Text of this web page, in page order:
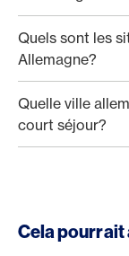
Quels sont les
Allemagne?
Quelle ville
court séjour?
Cela pourrait